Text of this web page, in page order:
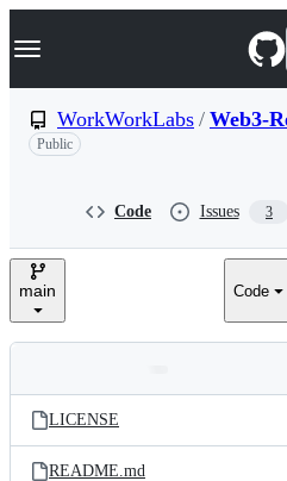
k
p
n
Navigation Menu
WorkWorkLabs / Web3-
Public
Code Issues 3
main Code
and
files
Latest
commit
LICENSE
README.md